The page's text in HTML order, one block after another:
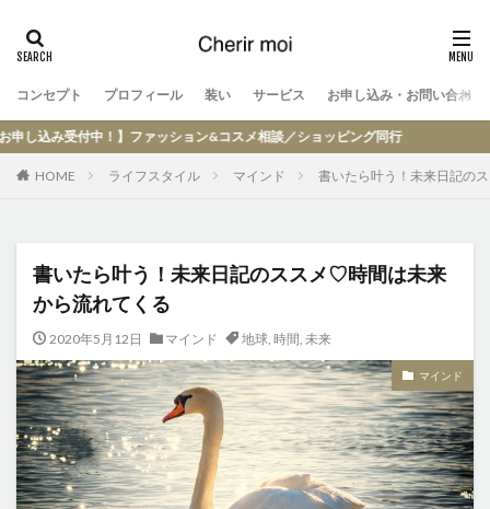
コンセプト プロフィール 装い サービス お申し込み・お問い合わせ
み受付中！】ファッション&コスメ相談／ショッピング同行
HOME ライフスタイル マインド 書いたら叶う！未来日記の
書いたら叶う！未来日記のススメ♡時間は未来
から流れてくる
2020年5月12日 マインド 地球, 時間, 未来
マインド